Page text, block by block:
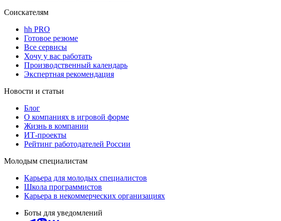
Соискателям
hh PRO
Готовое резюме
Все сервисы
Хочу у вас работать
Производственный календарь
Экспертная рекомендация
Новости и статьи
Блог
О компаниях в игровой форме
Жизнь в компании
ИТ-проекты
Рейтинг работодателей России
Молодым специалистам
Карьера для молодых специалистов
Школа программистов
Карьера в некоммерческих организациях
Боты для уведомлений